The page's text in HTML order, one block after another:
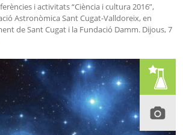
i activitats “Ciència i cultura 2016”,
Astronòmica Sant Cugat-Valldoreix, en
de Sant Cugat i la Fundació Damm. Dijous, 7